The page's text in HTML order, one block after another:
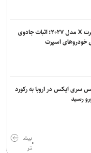
کوروت گرند اسپرت X مدل ۲۰۲۷؛ اثبات جادوی
خودروهای اسپرت
سری ایکس در اروپا به رکورد
بیش
تر